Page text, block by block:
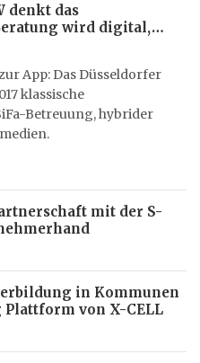
denkt das
wird digital,
App: Das Düsseldorfer
klassische
Betreuung, hybrider
mit der S-
in Kommunen
von X-CELL